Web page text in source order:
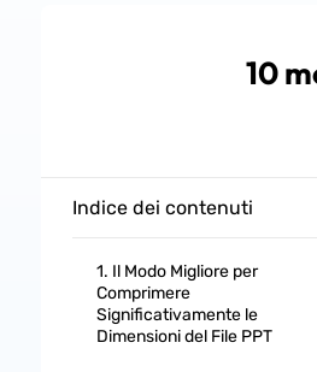
10
Indice dei contenuti
1. Il Modo Migliore per
Comprimere
Significativamente le
Dimensioni del File PPT